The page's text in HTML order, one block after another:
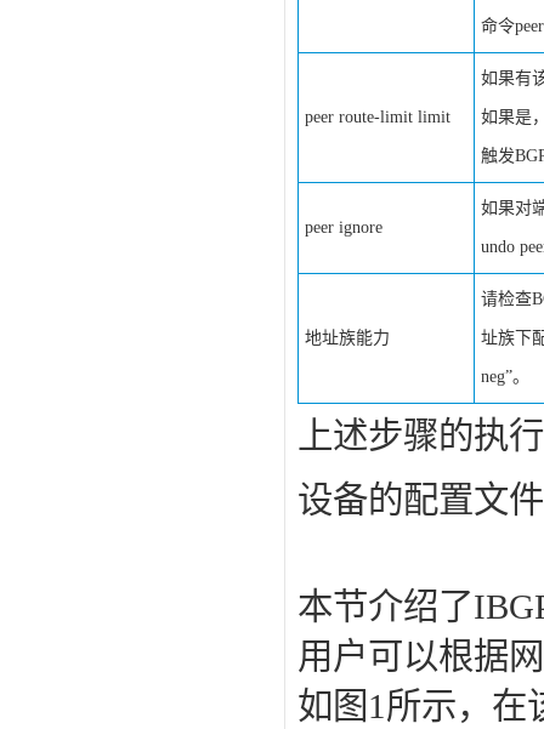
命令
peer route-limit limit
如果有
如果是
触发
peer ignore
如果对
undo
地址族能力
请检查
址族下
neg”。
上述步骤的执
设备的配置文
本节介绍了
用户可以根据
如图1所示，在